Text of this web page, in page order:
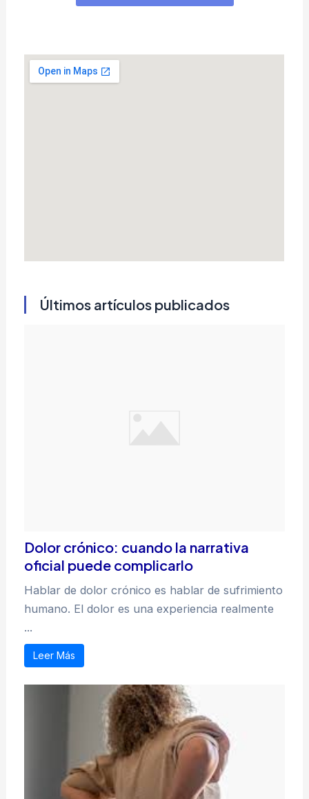
Últimos artículos publicados
Dolor crónico: cuando la narrativa
oficial puede complicarlo
Hablar de dolor crónico es hablar de sufrimiento
humano. El dolor es una experiencia realmente
...
Leer Más